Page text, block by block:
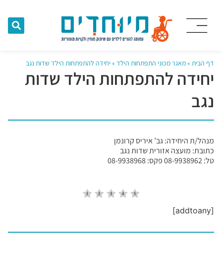
דף הבית »מאגר מכוני התפתחות הילד »יחידה להתפתחות הילד שדות נגב
יחידה להתפתחות הילד שדות
נגב
מנהל/ת היחידה: גב’ איריס קרונמן
כתובת: מועצה אזורית שדות נגב
טל: 08-9938962 פקס: 08-9938968
[addtoany]